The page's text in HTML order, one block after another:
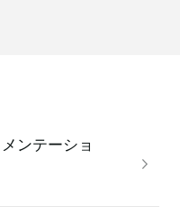
ンテーショ